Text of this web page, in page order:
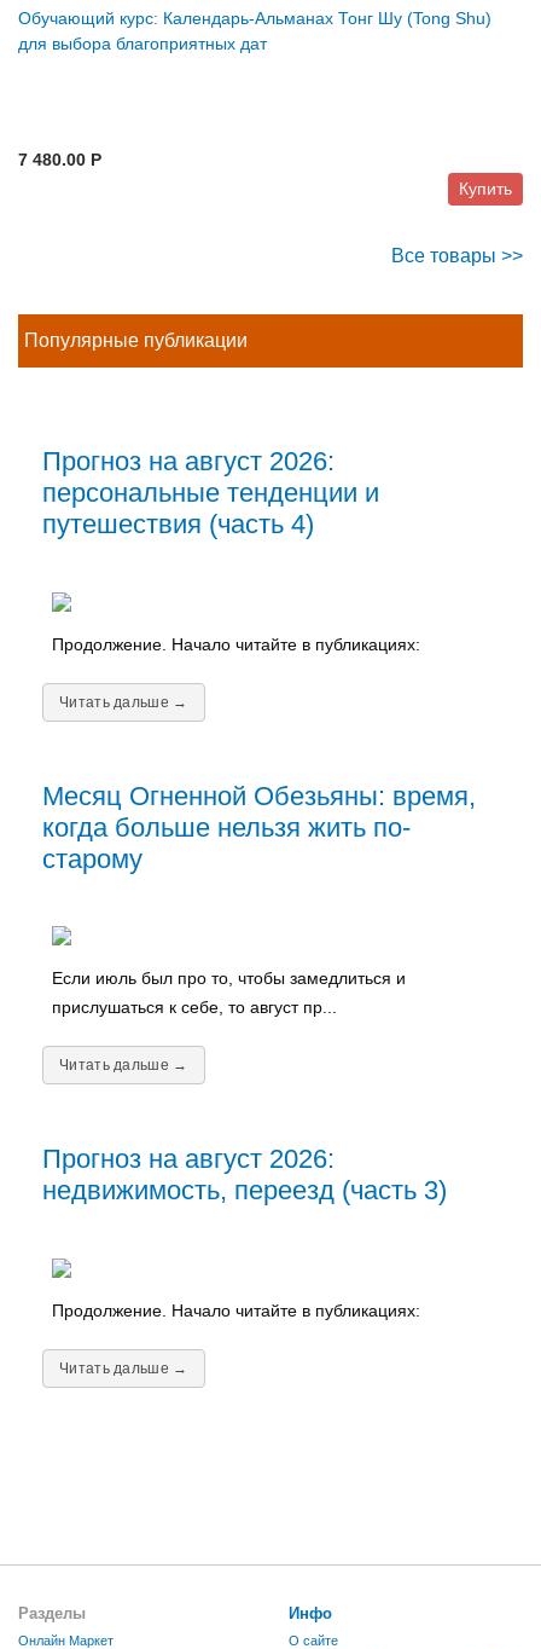
Обучающий курс: Календарь-Альманах Тонг Шу (Tong Shu)
для выбора благоприятных дат
7 480.00 P
Купить
Все товары >>
Популярные публикации
Прогноз на август 2026:
персональные тенденции и
путешествия (часть 4)
Продолжение. Начало читайте в публикациях:
Читать дальше →
Месяц Огненной Обезьяны: время,
когда больше нельзя жить по-
старому
Если июль был про то, чтобы замедлиться и
прислушаться к себе, то август пр...
Читать дальше →
Прогноз на август 2026:
недвижимость, переезд (часть 3)
Продолжение. Начало читайте в публикациях:
Читать дальше →
Разделы
Онлайн Маркет
Инфо
О сайте